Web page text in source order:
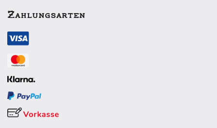
Zahlungsarten